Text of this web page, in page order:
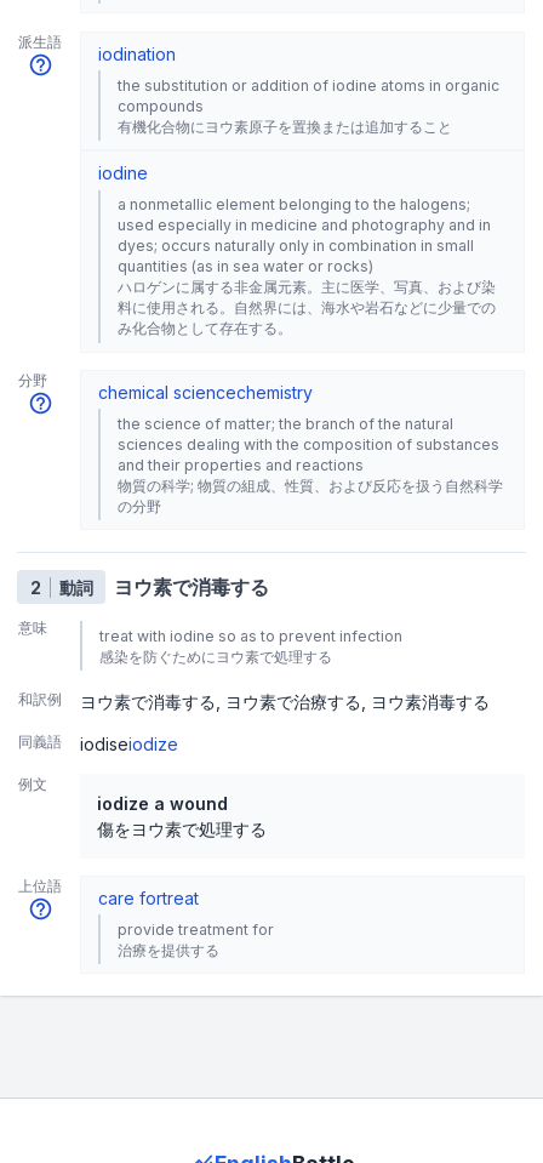
派生語
iodination
the substitution or addition of iodine atoms in organic
compounds
有機化合物にヨウ素原子を置換または追加すること
iodine
a nonmetallic element belonging to the halogens;
used especially in medicine and photography and in
dyes; occurs naturally only in combination in small
quantities (as in sea water or rocks)
ハロゲンに属する非金属元素。主に医学、写真、および染
料に使用される。自然界には、海水や岩石などに少量での
み化合物として存在する。
分野
chemical sciencechemistry
the science of matter; the branch of the natural
sciences dealing with the composition of substances
and their properties and reactions
物質の科学; 物質の組成、性質、および反応を扱う自然科学
の分野
2 動詞 ヨウ素で消毒する
意味
treat with iodine so as to prevent infection
感染を防ぐためにヨウ素で処理する
和訳例 ヨウ素で消毒する ヨウ素で治療する ヨウ素消毒する
同義語 iodiseiodize
例文
iodize a wound
傷をヨウ素で処理する
上位語
care fortreat
provide treatment for
治療を提供する